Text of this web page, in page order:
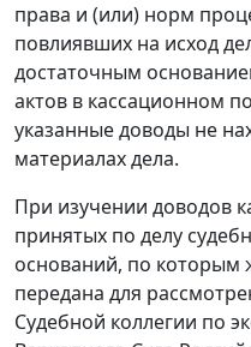
права и (или) норм
повлиявших на исход
достаточным
актов в кассационном
указанные доводы не
материалах дела.
При изучении доводов
принятых по делу
оснований, по которым
передана для
Судебной коллегии по